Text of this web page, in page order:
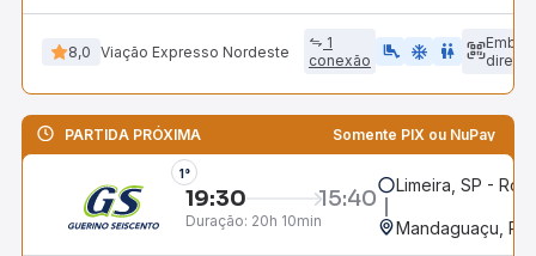
8,0 Viação Expresso Nordeste
1
conexão
airline_seat_legroom_extra ac_unit WC
direto
PARTIDA PRÓXIMA Somente PIX ou NuPay
1°
19:30 15:40
Duração: 20h 10min
Limeira, SP -
Mandaguaçu, PR